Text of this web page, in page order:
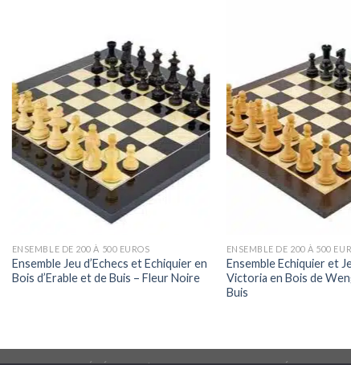
ENSEMBLE DE 200 À 500 EUROS
Ensemble Jeu d’Echecs et Echiquier en
Bois d’Erable et de Buis – Fleur Noire
ENSEMBLE DE 200 À 500
Ensemble Echiquier et
Victoria en Bois de
Buis